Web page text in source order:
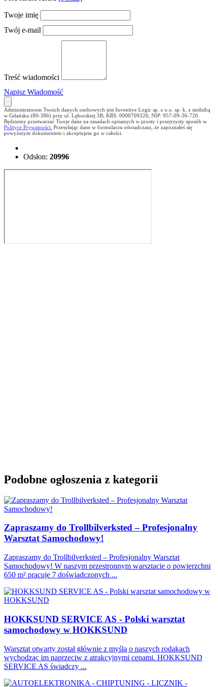
Twoje imię
Twój e-mail
Treść wiadomości
Napisz Wiadomość
Administratorem Twoich danych osobowych jest Inventive Logic sp. z o.o. sp. k. z siedzibą
w Gdańsku (80-386) przy ul. Lęborskiej 3B, KRS: 0000709320, NIP: 957-09-36-720.
Będziemy przetwarzać Twoje dane na zasadach opisanych w prosty i przejrzysty sposób w
Polityce Prywatności. Przesyłając dane w formularzu oświadczasz, że zapoznałeś się
powyższym dokumentem i akceptujesz go w całości.
Odsłon: 20996
Podobne ogłoszenia z kategorii
Zapraszamy do Trollbilverksted – Profesjonalny
Warsztat Samochodowy!
Zapraszamy do Trollbilverksted – Profesjonalny Warsztat
Samochodowy! W naszym przestronnym warsztacie o powierzchni
650 m² pracuje 7 doświadczonych ...
HOKKSUND SERVICE AS - Polski warsztat
samochodowy w HOKKSUND
Warsztat otwarty został głównie z myślą o naszych rodakach
wychodząc im naprzeciw z atrakcyjnymi cenami. HOKKSUND
SERVICE AS świadczy ...